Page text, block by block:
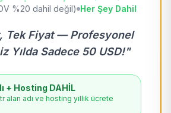
%20 dahil değil) Her Şey Dahil
Tek Fiyat — Profesyonel
Yılda Sadece 50 USD!"
+ Hosting DAHİL
alan adı ve hosting yıllık ücrete